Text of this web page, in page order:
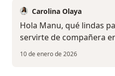
Carolina Olaya
Hola Manu, qué lindas
servirte de compañera
10 de enero de 2026